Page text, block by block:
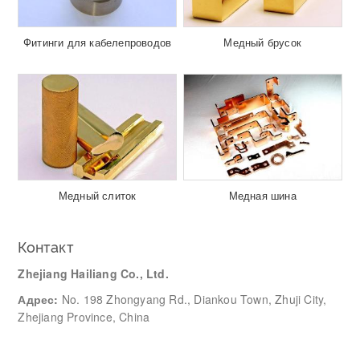
Фитинги для кабелепроводов Медный брусок
Медный слиток Медная шина
Контакт
Zhejiang Hailiang Co., Ltd.
Адрес: No. 198 Zhongyang Rd., Diankou Town, Zhuji City,
Zhejiang Province, China